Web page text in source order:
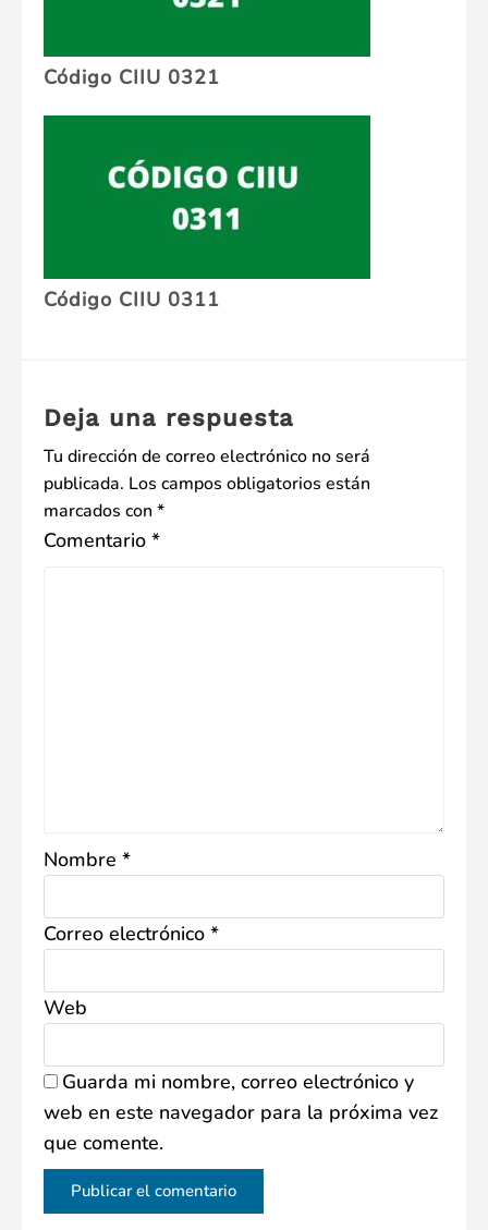
Código CIIU 0321
Código CIIU 0311
Deja una respuesta
Tu dirección de correo electrónico no será
publicada. Los campos obligatorios están
marcados con *
Comentario *
Nombre *
Correo electrónico *
Web
Guarda mi nombre, correo electrónico y
web en este navegador para la próxima vez
que comente.